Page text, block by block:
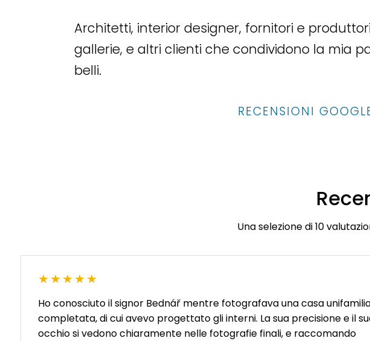
Architetti, interior designer, fornitori e
gallerie, e altri clienti che condividono la mia
belli.
RECENSIONI
Una selezione di 10
★★★★★
Ho conosciuto il signor Bednář mentre fotografava una casa
completata, di cui avevo progettato gli interni. La sua precisione e il
occhio si vedono chiaramente nelle fotografie finali, e raccomando